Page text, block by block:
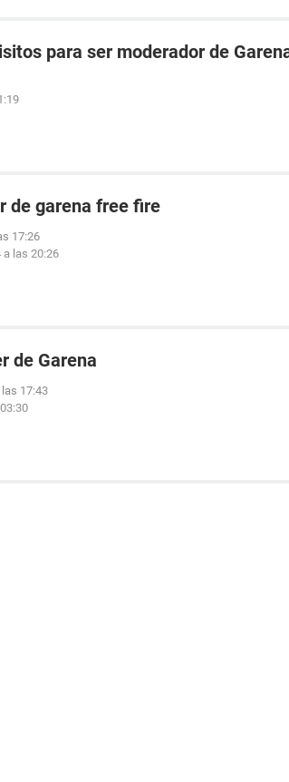
para ser moderador de
de garena free fire
17:26
a las 20:26
de Garena
17:43